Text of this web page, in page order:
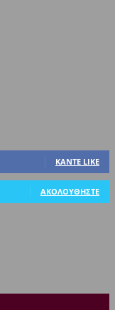
ΚΆΝΤΕ LIKE
ΑΚΟΛΟΥΘΉΣΤΕ